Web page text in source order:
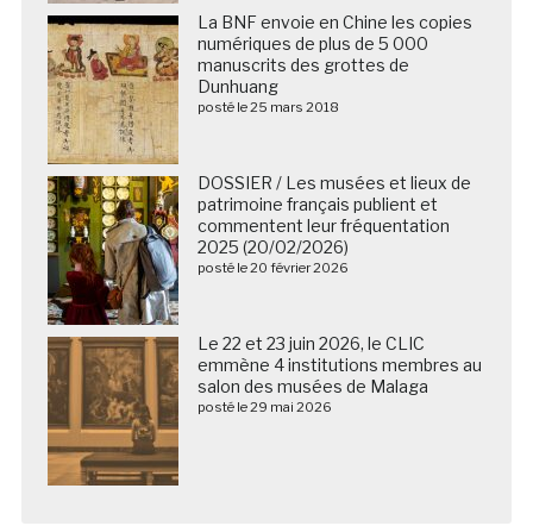
La BNF envoie en Chine les copies
numériques de plus de 5 000
manuscrits des grottes de
Dunhuang
posté le 25 mars 2018
DOSSIER / Les musées et lieux de
patrimoine français publient et
commentent leur fréquentation
2025 (20/02/2026)
posté le 20 février 2026
Le 22 et 23 juin 2026, le CLIC
emmène 4 institutions membres au
salon des musées de Malaga
posté le 29 mai 2026